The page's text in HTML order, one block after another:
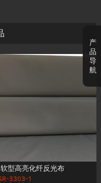
型高亮化纤反光布
3303-1
产
品
导
航